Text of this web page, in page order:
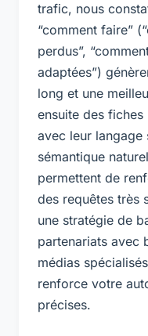
trafic, nous
“comment faire”
perdus”,
adaptées”)
long et une
ensuite des
avec leur langage
sémantique
permettent de
des requêtes très
une stratégie de
partenariats avec
médias
renforce votre
précises.